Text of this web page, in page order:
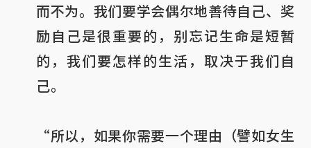
而不为。我们要学会偶尔地善待自己、奖
励自己是很重要的，别忘记生命是短暂
的，我们要怎样的生活，取决于我们自
己。
“所以，如果你需要一个理由（譬如女生